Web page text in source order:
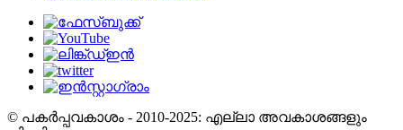
© പകർപ്പവകാശം - 2010-2025: എല്ലാ അവകാശങ്ങളും